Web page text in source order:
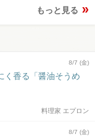
もっと見る
8/7 (金)
く香る「醤油そうめ
料理家 エプロン
8/7 (金)